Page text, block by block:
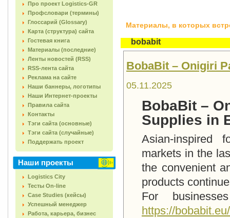
Про проект Logistics-GR
Профсловари (термины)
Глоссарий (Glossary)
Карта (структура) сайта
Гостевая книга
Материалы (последние)
Ленты новостей (RSS)
RSS-лента сайта
Реклама на сайте
Наши баннеры, логотипы
Наши Интернет-проекты
Правила сайта
Контакты
Тэги сайта (основные)
Тэги сайта (случайные)
Поддержать проект
Наши проекты
Logistics City
Тесты On-line
Case Studies (кейсы)
Успешный менеджер
Работа, карьера, бизнес
Материалы, в которых
bobabit
BobaBit – Onigiri
05.11.2025
BobaBit –
Supplies in
Asian-inspired
markets in the
the convenient
products
For
https://